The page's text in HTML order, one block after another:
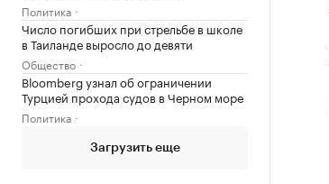
Политика
Число погибших при стрельбе в школе
в Таиланде выросло до девяти
Общество
Bloomberg узнал об ограничении
Турцией прохода судов в Черном море
Политика
Загрузить еще